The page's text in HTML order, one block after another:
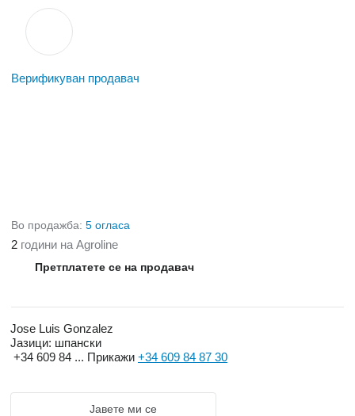
Верификуван продавач
Во продажба: 5 огласа
2 години на Agroline
Претплатете се на продавач
Jose Luis Gonzalez
Јазици: шпански
+34 609 84 ... Прикажи +34 609 84 87 30
Јавете ми се